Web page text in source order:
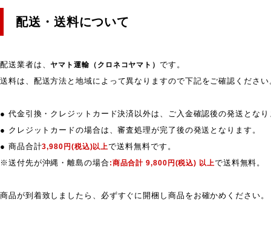
配送・送料について
配送業者は、ヤマト運輸（クロネコヤマト）です。
送料は、配送方法と地域によって異なりますので下記をご確認ください
● 代金引換・クレジットカード決済以外は、ご入金確認後の発送となり
● クレジットカードの場合は、審査処理が完了後の発送となります。
● 商品合計3,980円(税込)以上で送料無料です。
※送付先が沖縄・離島の場合:商品合計 9,800円(税込) 以上で送料無料。
商品が到着致しましたら、必ずすぐに開梱し商品をお確かめください。